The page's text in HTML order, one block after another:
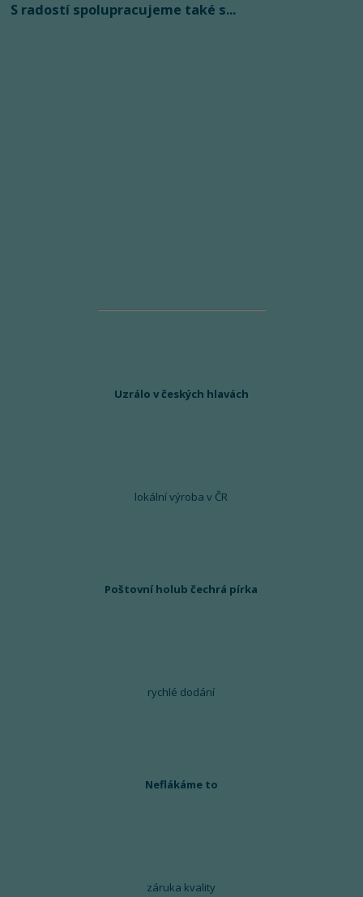
S radostí spolupracujeme také s...
Uzrálo v českých hlavách
lokální výroba v ČR
Poštovní holub čechrá pírka
rychlé dodání
Neflákáme to
záruka kvality